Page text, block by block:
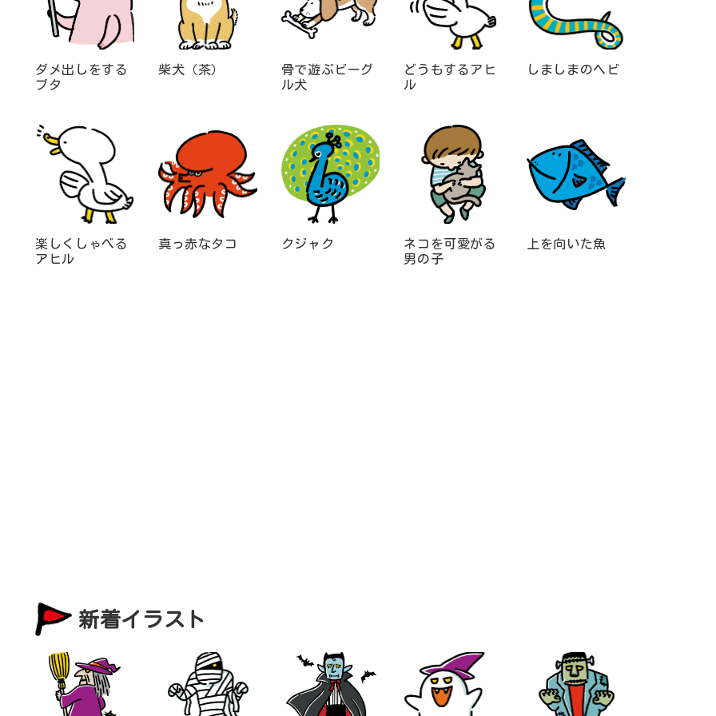
ダメ出しをする
ブタ
柴犬（茶）
骨で遊ぶビーグ
ル犬
どうもするアヒ
ル
しましまのヘビ
楽しくしゃべる
アヒル
真っ赤なタコ クジャク
ネコを可愛がる
男の子
上を向いた魚
新着イラスト